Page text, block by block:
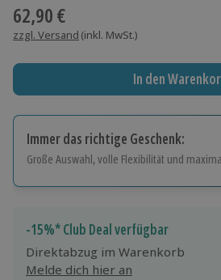
62,90 €
zzgl. Versand (inkl. MwSt.)
In den
Immer das richtige Geschenk:
Große Auswahl, volle Flexibilität und
Jeder Gutschein für alle Erlebnisse
Maximale Sicherheit
3 Jahre gültig & verlängerbar.
-15%* Club Deal verfügbar
Direktabzug im Warenkorb
Melde dich hier an